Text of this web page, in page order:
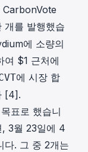
CarbonVote
를 발행했습
에 소량의
여 $1 근처에
에 시장 합
[4].
표로 했습니
3월 23일에 4
다. 그 중 2개는